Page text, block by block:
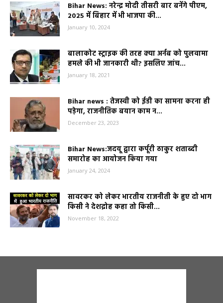
Bihar News: नरेन्द्र मोदी तीसरी बार बनेंगे पीएम,
2025 में बिहार में भी भाजपा की...
January 10, 2024
बालाकोट स्ट्राइक की तरह क्या अर्नब को पुलवामा
हमले की भी जानकारी थी? इसलिए जांच...
January 18, 2021
Bihar news : तेजस्वी को ईडी का सामना करना ही
पड़ेगा, राजनीतिक बयान काम न...
December 23, 2023
Bihar News:जदयू द्वारा कर्पूरी ठाकुर शताब्दी
समारोह का आयोजन किया गया
January 24, 2024
सावरकर को लेकर भारतीय राजनीती के हुए दो भाग
किसी ने देशद्रोह कहा तो किसी...
November 18, 2022